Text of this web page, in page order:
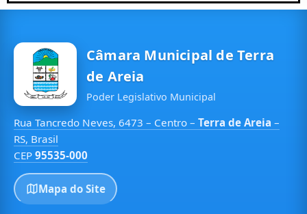
Câmara Municipal de Terra
de Areia
Poder Legislativo Municipal
Rua Tancredo Neves, 6473 – Centro – Terra de Areia –
RS, Brasil
CEP 95535-000
Mapa do Site